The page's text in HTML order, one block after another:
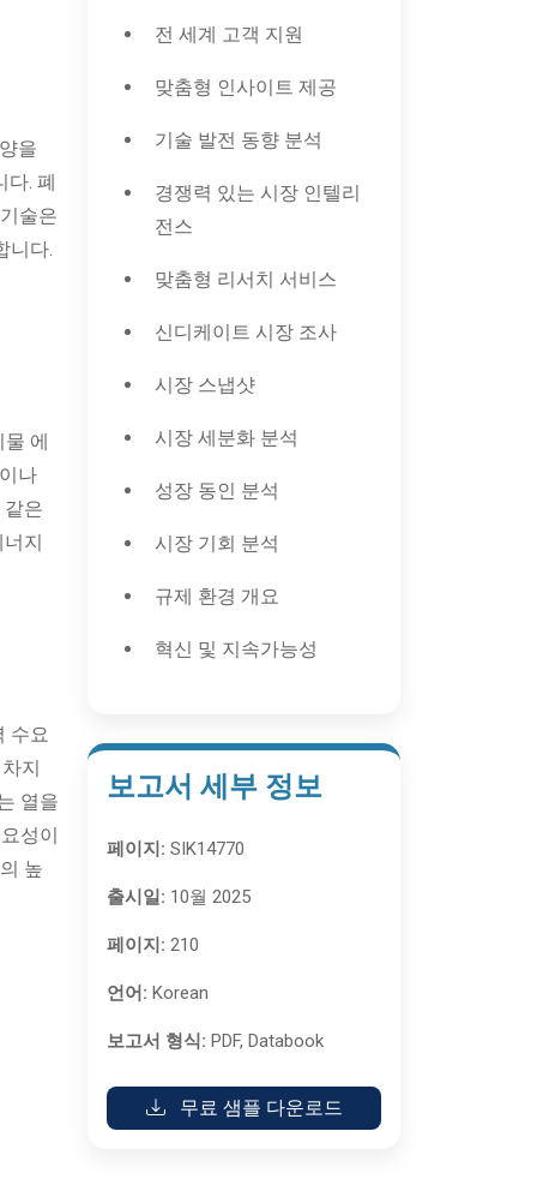
을
다. 폐
술은
니다.
에
나
은
지
수요
지
열을
성이
높
전 세계 고객 지원
맞춤형 인사이트 제공
기술 발전 동향 분석
경쟁력 있는 시장 인텔리
전스
맞춤형 리서치 서비스
신디케이트 시장 조사
시장 스냅샷
시장 세분화 분석
성장 동인 분석
시장 기회 분석
규제 환경 개요
혁신 및 지속가능성
보고서 세부 정보
페이지: SIK14770
출시일: 10월 2025
페이지: 210
언어: Korean
보고서 형식: PDF, Databook
무료 샘플 다운로드